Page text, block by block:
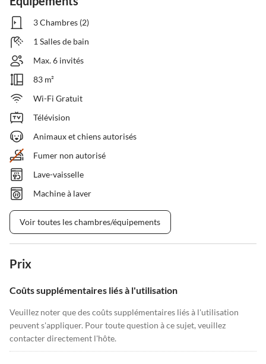
3 Chambres (2)
1 Salles de bain
Max. 6 invités
83 m²
Wi-Fi Gratuit
Télévision
Animaux et chiens autorisés
Fumer non autorisé
Lave-vaisselle
Machine à laver
Voir toutes les chambres/équipements
Prix
Coûts supplémentaires liés à l'utilisation
Veuillez noter que des coûts supplémentaires liés à l'utilisation
peuvent s'appliquer. Pour toute question à ce sujet, veuillez
contacter directement l'hôte.